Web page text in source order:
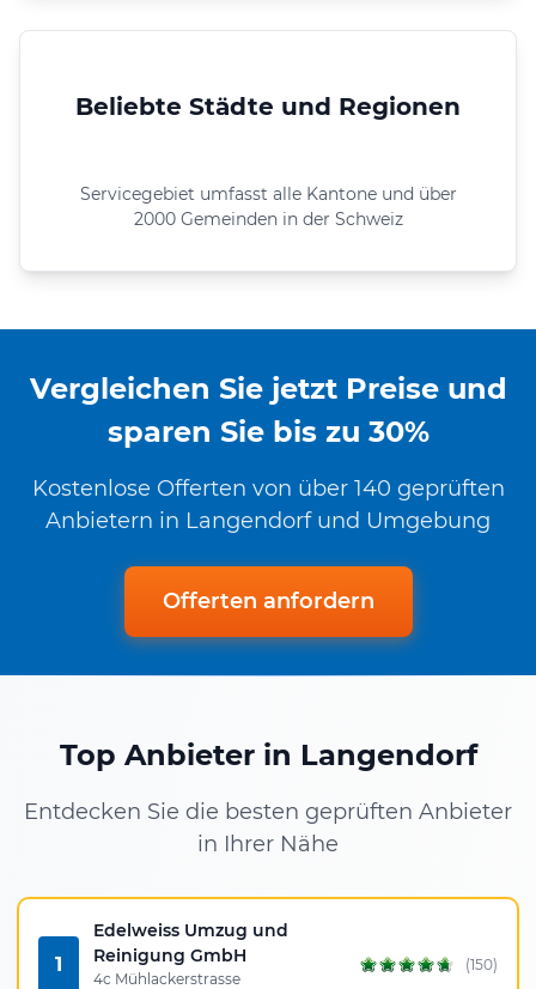
Beliebte Städte und Regionen
Servicegebiet umfasst alle Kantone und über
2000 Gemeinden in der Schweiz
Vergleichen Sie jetzt Preise und
sparen Sie bis zu 30%
Kostenlose Offerten von über 140 geprüften
Anbietern in Langendorf und Umgebung
Offerten anfordern
Top Anbieter in Langendorf
Entdecken Sie die besten geprüften Anbieter
in Ihrer Nähe
1
Edelweiss Umzug und
Reinigung GmbH
4c Mühlackerstrasse
(150)